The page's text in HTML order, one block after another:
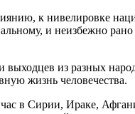
к нивелировке
и неизбежно
выходцев из разных
жизнь человечества.
в Сирии, Ираке,